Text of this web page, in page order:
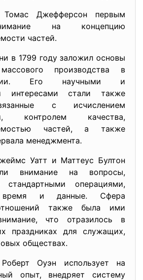
Джефферсон первым
на концепцию
частей.
в 1799 году заложил основы
производства в
Его научными и
интересами стали также
с исчислением
контролем качества,
частей, а также
менеджмента.
Уатт и Маттеус Бултон
внимание на вопросы,
стандартными операциями,
время и данные. Сфера
также была ими
что отразилось в
праздниках для служащих,
обществах.
Оуэн использует на
опыт, внедряет систему